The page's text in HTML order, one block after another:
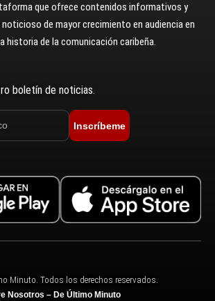
que ofrece contenidos informativos y
de mayor crecimiento en audiencia en
historia de la comunicación caribeña.
boletín de noticias.
Inscríbeme
Minuto. Todos los derechos reservados.
Nosotros – De Último Minuto